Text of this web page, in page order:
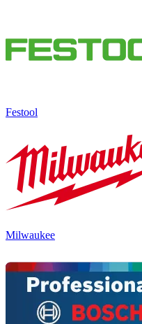
Festool
Milwaukee